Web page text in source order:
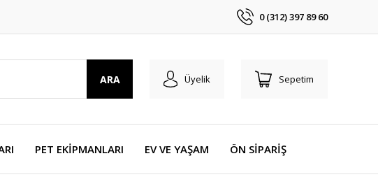
0 (312) 397 89 60
ARA Üyelik Sepetim
PET EKİPMANLARI EV VE YAŞAM ÖN SİPARİŞ